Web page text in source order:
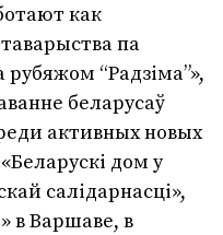
как
па
рубяжом “Радзіма”»,
беларусаў
активных новых
дом у
салідарнасці»,
в Варшаве, в